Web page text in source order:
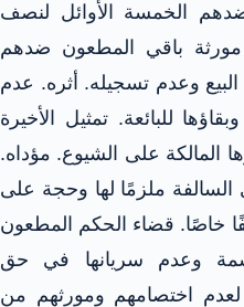
الخمسة الأوائل لنصف
باقي المطعون ضدهم
وعدم تسجيله. أثره. عدم
للبائعة. تمثيل الأخيرة
المالكة على الشيوع. مؤداه.
السالفة ملزمًا لها وحجة على
خاصًا. قضاء الحكم المطعون
وعدم سريانها في حق
لعدم اختصامهم ومورثهم من